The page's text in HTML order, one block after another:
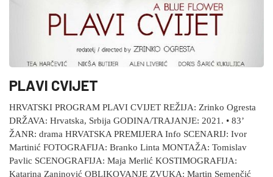
PLAVI CVIJET
HRVATSKI PROGRAM PLAVI CVIJET REŽIJA: Zrinko Ogresta
DRŽAVA: Hrvatska, Srbija GODINA/TRAJANJE: 2021. • 83’
ŽANR: drama HRVATSKA PREMIJERA Info SCENARIJ: Ivor
Martinić FOTOGRAFIJA: Branko Linta MONTAŽA: Tomislav
Pavlic SCENOGRAFIJA: Maja Merlić KOSTIMOGRAFIJA:
Katarina Zaninović OBLIKOVANJE ZVUKA: Martin Semenčić